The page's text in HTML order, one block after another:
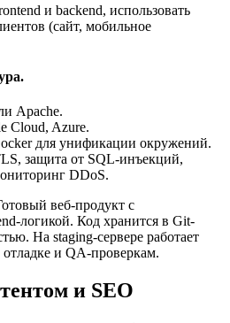
и backend, использовать
(сайт, мобильное
Apache.
Cloud, Azure.
для унификации окружений.
защита от SQL-инъекций,
DDoS.
веб-продукт с
логикой. Код хранится в Git-
На staging-сервере работает
отладке и QA-проверкам.
и SEO